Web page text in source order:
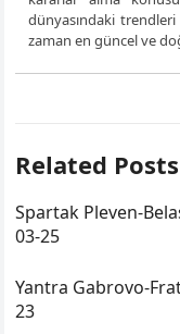
dünyasındaki
zaman en güncel ve
Related Posts
Spartak Pleven-
03-25
Yantra Gabrovo-
23